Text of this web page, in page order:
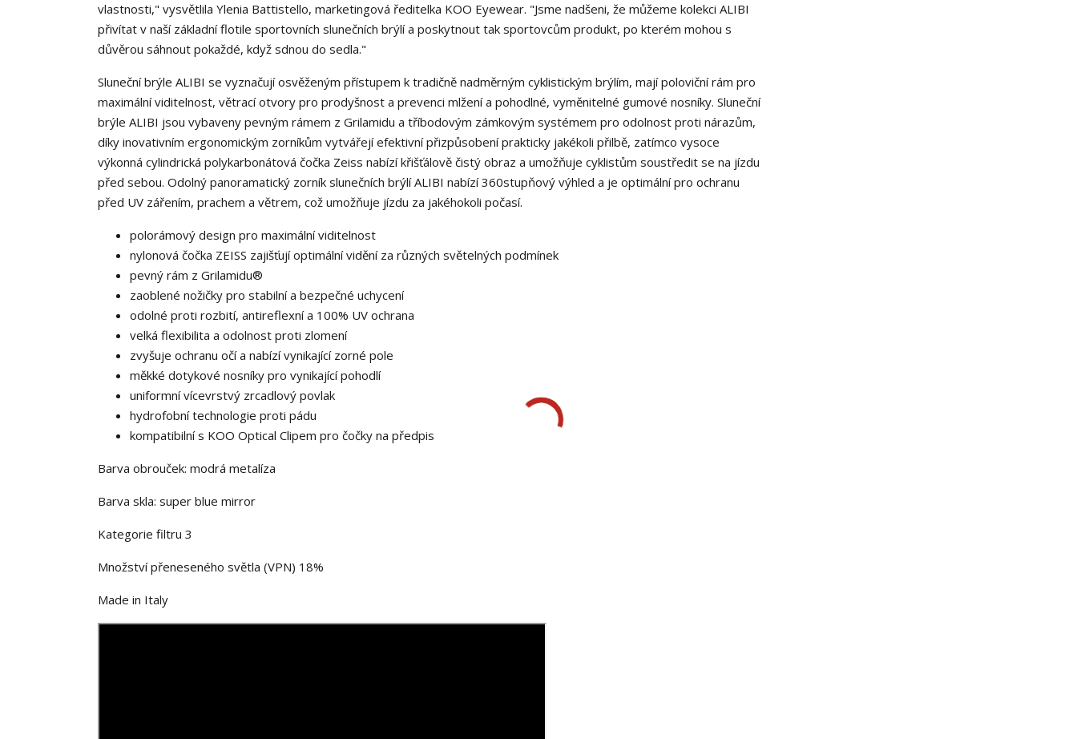
vlastnosti," vysvětlila Ylenia Battistello, marketingová ředitelka KOO Eyewear. "Jsme nadšeni, že můžeme kolekci ALIBI
přivítat v naší základní flotile sportovních slunečních brýlí a poskytnout tak sportovcům produkt, po kterém mohou s
důvěrou sáhnout pokaždé, když sdnou do sedla."
Sluneční brýle ALIBI se vyznačují osvěženým přístupem k tradičně nadměrným cyklistickým brýlím, mají poloviční rám pro
maximální viditelnost, větrací otvory pro prodyšnost a prevenci mlžení a pohodlné, vyměnitelné gumové nosníky. Sluneční
brýle ALIBI jsou vybaveny pevným rámem z Grilamidu a tříbodovým zámkovým systémem pro odolnost proti nárazům,
díky inovativním ergonomickým zorníkům vytvářejí efektivní přizpůsobení prakticky jakékoli přilbě, zatímco vysoce
výkonná cylindrická polykarbonátová čočka Zeiss nabízí křišťálově čistý obraz a umožňuje cyklistům soustředit se na jízdu
před sebou. Odolný panoramatický zorník slunečních brýlí ALIBI nabízí 360stupňový výhled a je optimální pro ochranu
před UV zářením, prachem a větrem, což umožňuje jízdu za jakéhokoli počasí.
polorámový design pro maximální viditelnost
nylonová čočka ZEISS zajišťují optimální vidění za různých světelných podmínek
pevný rám z Grilamidu®
zaoblené nožičky pro stabilní a bezpečné uchycení
odolné proti rozbití, antireflexní a 100% UV ochrana
velká flexibilita a odolnost proti zlomení
zvyšuje ochranu očí a nabízí vynikající zorné pole
měkké dotykové nosníky pro vynikající pohodlí
uniformní vícevrstvý zrcadlový povlak
hydrofobní technologie proti pádu
kompatibilní s KOO Optical Clipem pro čočky na předpis
Barva obrouček: modrá metalíza
Barva skla: super blue mirror
Kategorie filtru 3
Množství přeneseného světla (VPN) 18%
Made in Italy